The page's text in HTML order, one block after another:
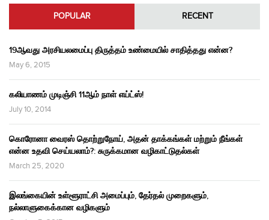
POPULAR RECENT
19ஆவது அரசியலமைப்பு திருத்தம் உண்மையில் சாதித்தது என்ன?
May 6, 2015
கலியாணம் முடிஞ்சி 11ஆம் நாள் எய்ட்ஸ்!
July 10, 2014
கொரோனா வைரஸ் தொற்றுநோய், அதன் தாக்கங்கள் மற்றும் நீங்கள்
என்ன உதவி செய்யலாம்?: சுருக்கமான வழிகாட்டுதல்கள்
March 25, 2020
இலங்கையின் உள்ளூராட்சி அமைப்பும், தேர்தல் முறைகளும்,
நல்லாளுகைக்கான வழிகளும்